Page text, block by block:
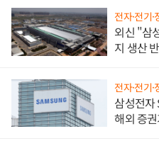
전자·전기·
외신 "삼
지 생산
전자·전기·
삼성전자
해외 증